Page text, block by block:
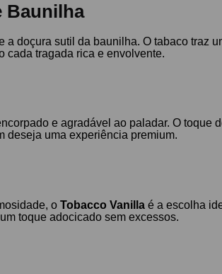
Baunilha
doçura sutil da baunilha. O tabaco traz
cada tragada rica e envolvente.
e agradável ao paladar. O toque
deseja uma experiência premium.
oTobacco Vanilla é a escolha
toque adocicado sem excessos.